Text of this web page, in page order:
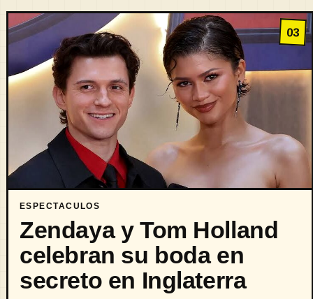
03
ESPECTACULOS
Zendaya y Tom Holland
celebran su boda en
secreto en Inglaterra